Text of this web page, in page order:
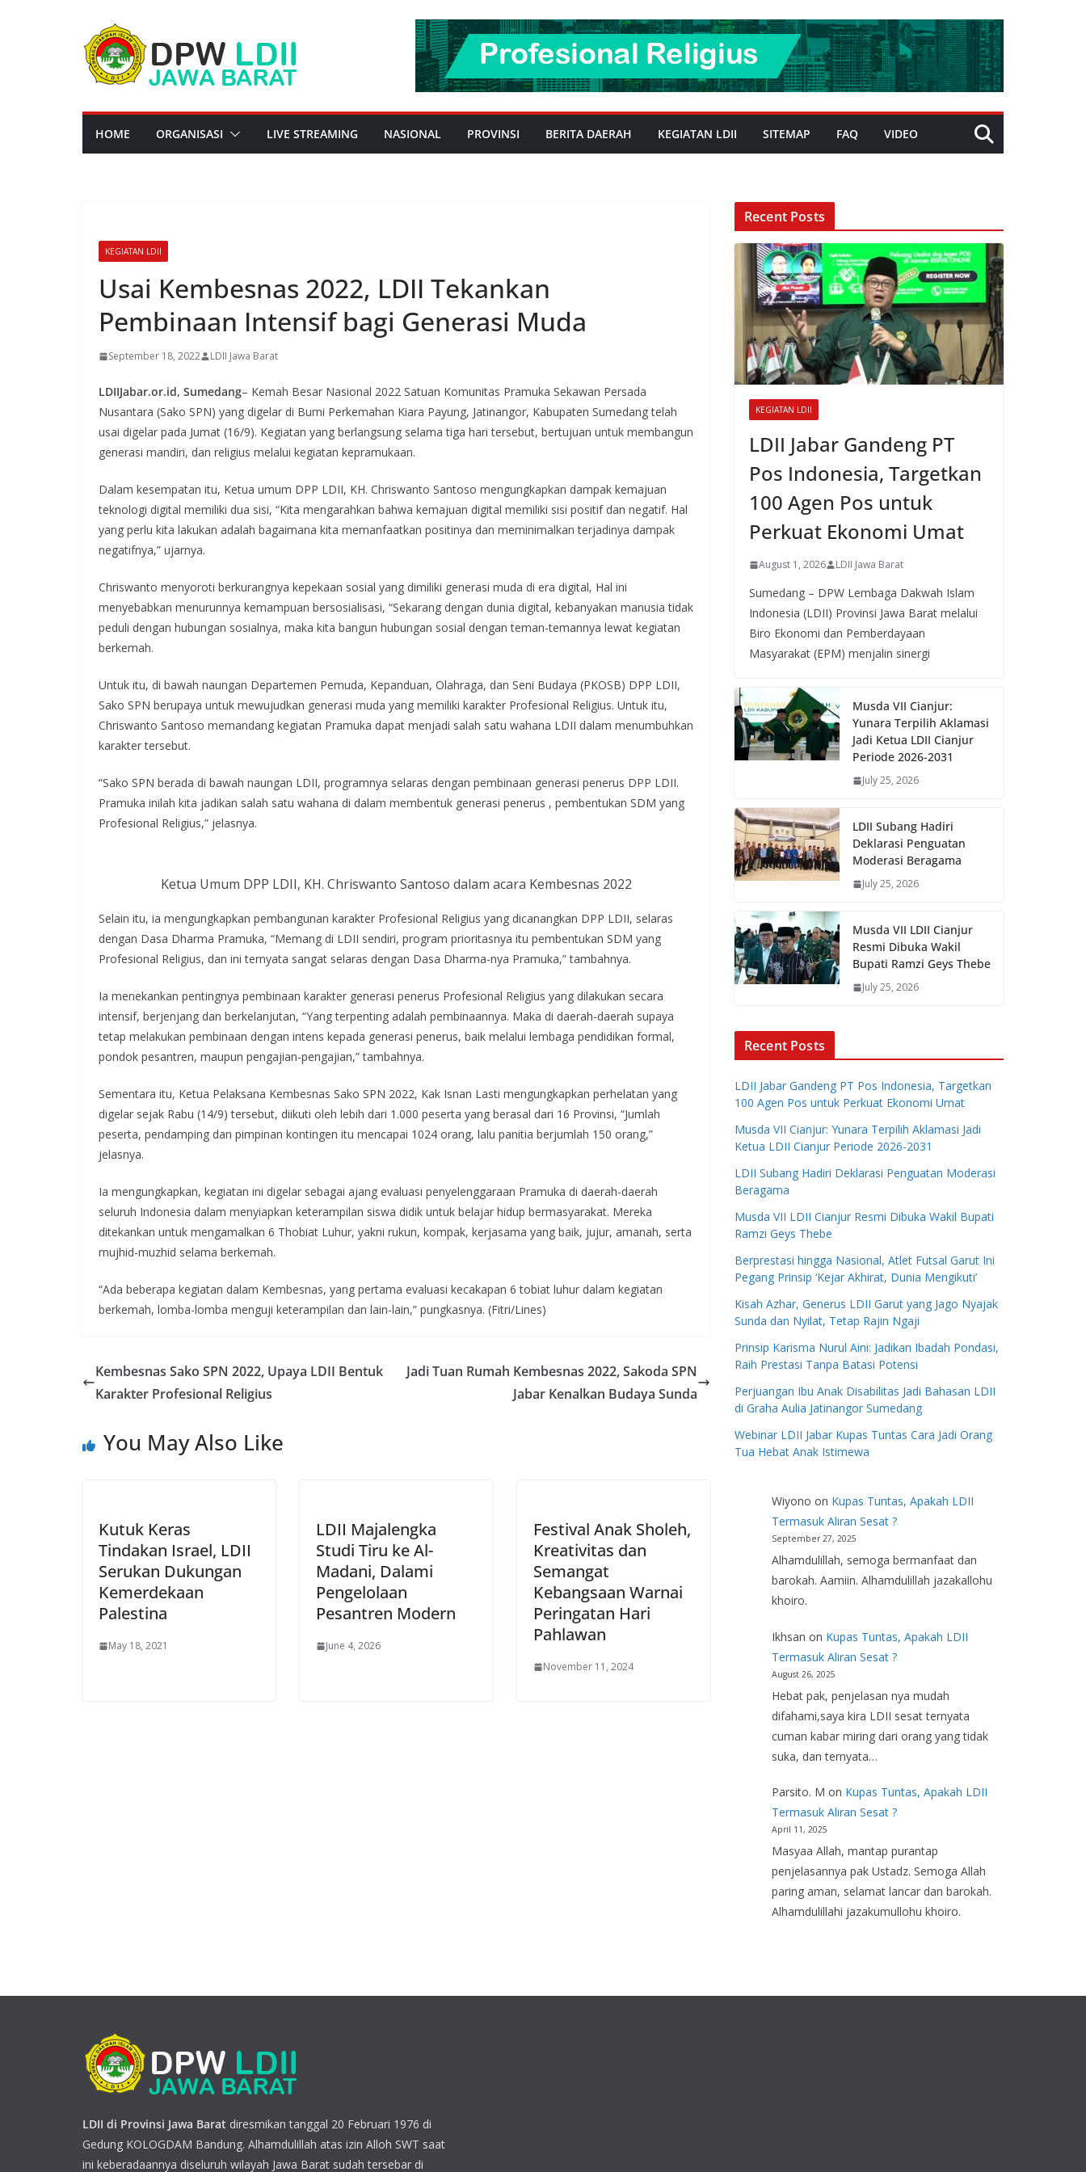
HOME ORGANISASI LIVE STREAMING NASIONAL PROVINSI BERITA DAERAH KEGIATAN LDII SITEMAP FAQ VIDEO
KEGIATAN LDII
Usai Kembesnas 2022, LDII Tekankan
Pembinaan Intensif bagi Generasi Muda
September 18, 2022 LDII Jawa Barat
LDIIJabar.or.id, Sumedang– Kemah Besar Nasional 2022 Satuan Komunitas Pramuka Sekawan Persada
Nusantara (Sako SPN) yang digelar di Bumi Perkemahan Kiara Payung, Jatinangor, Kabupaten Sumedang telah
usai digelar pada Jumat (16/9). Kegiatan yang berlangsung selama tiga hari tersebut, bertujuan untuk membangun
generasi mandiri, dan religius melalui kegiatan kepramukaan.
Dalam kesempatan itu, Ketua umum DPP LDII, KH. Chriswanto Santoso mengungkapkan dampak kemajuan
teknologi digital memiliki dua sisi, “Kita mengarahkan bahwa kemajuan digital memiliki sisi positif dan negatif. Hal
yang perlu kita lakukan adalah bagaimana kita memanfaatkan positinya dan meminimalkan terjadinya dampak
negatifnya,” ujarnya.
Chriswanto menyoroti berkurangnya kepekaan sosial yang dimiliki generasi muda di era digital, Hal ini
menyebabkan menurunnya kemampuan bersosialisasi, “Sekarang dengan dunia digital, kebanyakan manusia tidak
peduli dengan hubungan sosialnya, maka kita bangun hubungan sosial dengan teman-temannya lewat kegiatan
berkemah.
Untuk itu, di bawah naungan Departemen Pemuda, Kepanduan, Olahraga, dan Seni Budaya (PKOSB) DPP LDII,
Sako SPN berupaya untuk mewujudkan generasi muda yang memiliki karakter Profesional Religius. Untuk itu,
Chriswanto Santoso memandang kegiatan Pramuka dapat menjadi salah satu wahana LDII dalam menumbuhkan
karakter tersebut.
“Sako SPN berada di bawah naungan LDII, programnya selaras dengan pembinaan generasi penerus DPP LDII.
Pramuka inilah kita jadikan salah satu wahana di dalam membentuk generasi penerus , pembentukan SDM yang
Profesional Religius,” jelasnya.
Ketua Umum DPP LDII, KH. Chriswanto Santoso dalam acara Kembesnas 2022
Selain itu, ia mengungkapkan pembangunan karakter Profesional Religius yang dicanangkan DPP LDII, selaras
dengan Dasa Dharma Pramuka, “Memang di LDII sendiri, program prioritasnya itu pembentukan SDM yang
Profesional Religius, dan ini ternyata sangat selaras dengan Dasa Dharma-nya Pramuka,” tambahnya.
Ia menekankan pentingnya pembinaan karakter generasi penerus Profesional Religius yang dilakukan secara
intensif, berjenjang dan berkelanjutan, “Yang terpenting adalah pembinaannya. Maka di daerah-daerah supaya
tetap melakukan pembinaan dengan intens kepada generasi penerus, baik melalui lembaga pendidikan formal,
pondok pesantren, maupun pengajian-pengajian,” tambahnya.
Sementara itu, Ketua Pelaksana Kembesnas Sako SPN 2022, Kak Isnan Lasti mengungkapkan perhelatan yang
digelar sejak Rabu (14/9) tersebut, diikuti oleh lebih dari 1.000 peserta yang berasal dari 16 Provinsi, “Jumlah
peserta, pendamping dan pimpinan kontingen itu mencapai 1024 orang, lalu panitia berjumlah 150 orang,”
jelasnya.
Ia mengungkapkan, kegiatan ini digelar sebagai ajang evaluasi penyelenggaraan Pramuka di daerah-daerah
seluruh Indonesia dalam menyiapkan keterampilan siswa didik untuk belajar hidup bermasyarakat. Mereka
ditekankan untuk mengamalkan 6 Thobiat Luhur, yakni rukun, kompak, kerjasama yang baik, jujur, amanah, serta
mujhid-muzhid selama berkemah.
“Ada beberapa kegiatan dalam Kembesnas, yang pertama evaluasi kecakapan 6 tobiat luhur dalam kegiatan
berkemah, lomba-lomba menguji keterampilan dan lain-lain,” pungkasnya. (Fitri/Lines)
Kembesnas Sako SPN 2022, Upaya LDII Bentuk
Karakter Profesional Religius
Jadi Tuan Rumah Kembesnas 2022, Sakoda SPN
Jabar Kenalkan Budaya Sunda
You May Also Like
Kutuk Keras
Tindakan Israel, LDII
Serukan Dukungan
Kemerdekaan
Palestina
May 18, 2021
LDII Majalengka
Studi Tiru ke Al-
Madani, Dalami
Pengelolaan
Pesantren Modern
June 4, 2026
Festival Anak Sholeh,
Kreativitas dan
Semangat
Kebangsaan Warnai
Peringatan Hari
Pahlawan
November 11, 2024
Recent Posts
KEGIATAN LDII
LDII Jabar Gandeng PT
Pos Indonesia, Targetkan
100 Agen Pos untuk
Perkuat Ekonomi Umat
August 1, 2026 LDII Jawa Barat
Sumedang – DPW Lembaga Dakwah Islam
Indonesia (LDII) Provinsi Jawa Barat melalui
Biro Ekonomi dan Pemberdayaan
Masyarakat (EPM) menjalin sinergi
Musda VII Cianjur:
Yunara Terpilih Aklamasi
Jadi Ketua LDII Cianjur
Periode 2026-2031
July 25, 2026
LDII Subang Hadiri
Deklarasi Penguatan
Moderasi Beragama
July 25, 2026
Musda VII LDII Cianjur
Resmi Dibuka Wakil
Bupati Ramzi Geys Thebe
July 25, 2026
Recent Posts
LDII Jabar Gandeng PT Pos Indonesia, Targetkan
100 Agen Pos untuk Perkuat Ekonomi Umat
Musda VII Cianjur: Yunara Terpilih Aklamasi Jadi
Ketua LDII Cianjur Periode 2026-2031
LDII Subang Hadiri Deklarasi Penguatan Moderasi
Beragama
Musda VII LDII Cianjur Resmi Dibuka Wakil Bupati
Ramzi Geys Thebe
Berprestasi hingga Nasional, Atlet Futsal Garut Ini
Pegang Prinsip ‘Kejar Akhirat, Dunia Mengikuti’
Kisah Azhar, Generus LDII Garut yang Jago Nyajak
Sunda dan Nyilat, Tetap Rajin Ngaji
Prinsip Karisma Nurul Aini: Jadikan Ibadah Pondasi,
Raih Prestasi Tanpa Batasi Potensi
Perjuangan Ibu Anak Disabilitas Jadi Bahasan LDII
di Graha Aulia Jatinangor Sumedang
Webinar LDII Jabar Kupas Tuntas Cara Jadi Orang
Tua Hebat Anak Istimewa
Wiyono on Kupas Tuntas, Apakah LDII
Termasuk Aliran Sesat ?
September 27, 2025
Alhamdulillah, semoga bermanfaat dan
barokah. Aamiin. Alhamdulillah jazakallohu
khoiro.
Ikhsan on Kupas Tuntas, Apakah LDII
Termasuk Aliran Sesat ?
August 26, 2025
Hebat pak, penjelasan nya mudah
difahami,saya kira LDII sesat ternyata
cuman kabar miring dari orang yang tidak
suka, dan ternyata…
Parsito. M on Kupas Tuntas, Apakah LDII
Termasuk Aliran Sesat ?
April 11, 2025
Masyaa Allah, mantap purantap
penjelasannya pak Ustadz. Semoga Allah
paring aman, selamat lancar dan barokah.
Alhamdulillahi jazakumullohu khoiro.
LDII di Provinsi Jawa Barat diresmikan tanggal 20 Februari 1976 di
Gedung KOLOGDAM Bandung. Alhamdulillah atas izin Alloh SWT saat
ini keberadaannya diseluruh wilayah Jawa Barat sudah tersebar di